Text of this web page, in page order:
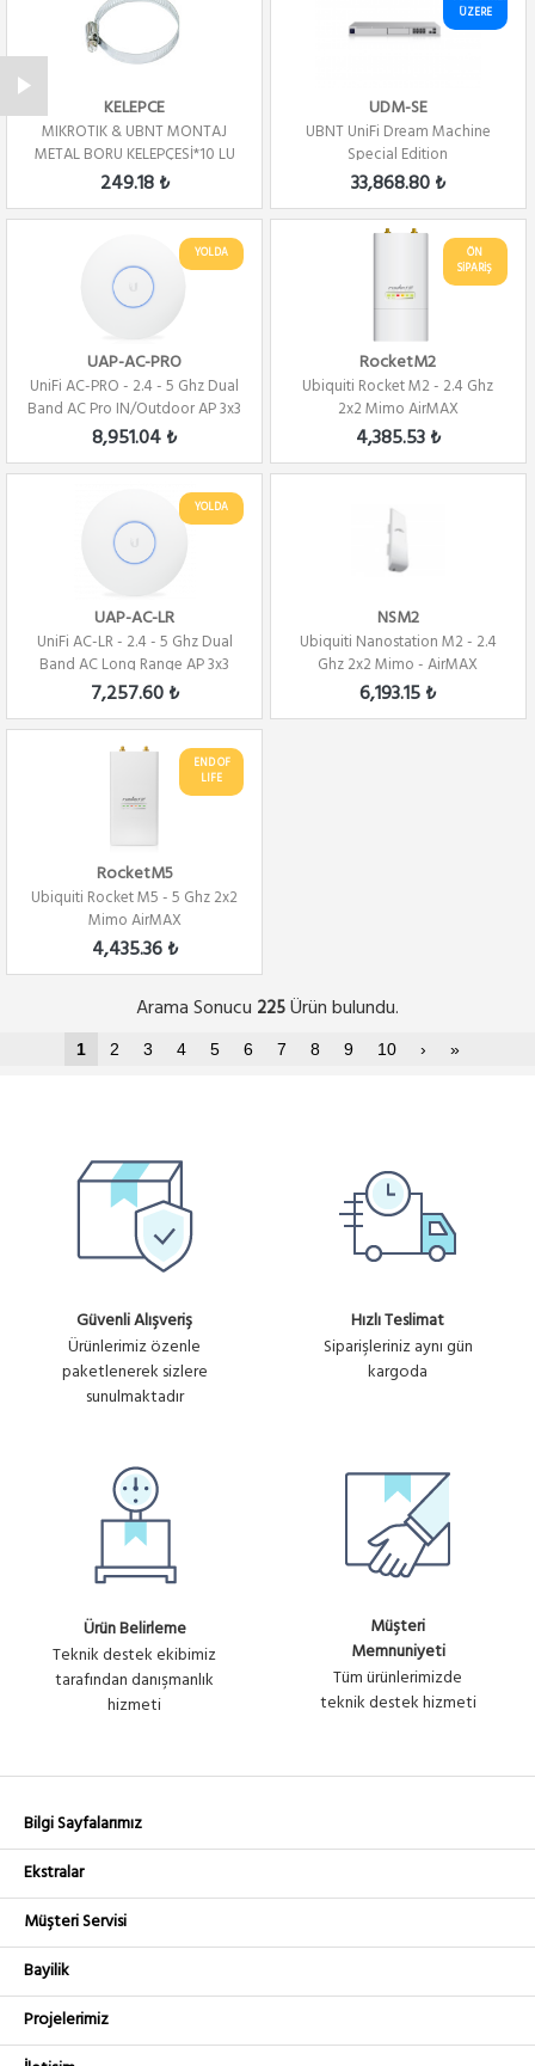
KELEPCE
MIKROTIK & UBNT MONTAJ
METAL BORU KELEPÇESİ*10 LU
PAKET
249.18 ₺
ÜZERE
UDM-SE
UBNT UniFi Dream Machine
Special Edition
33,868.80 ₺
YOLDA
UAP-AC-PRO
UniFi AC-PRO - 2.4 - 5 Ghz Dual
Band AC Pro IN/Outdoor AP 3x3
MiMo
8,951.04 ₺
ÖN
SİPARİŞ
RocketM2
Ubiquiti Rocket M2 - 2.4 Ghz
2x2 Mimo AirMAX
4,385.53 ₺
YOLDA
UAP-AC-LR
UniFi AC-LR - 2.4 - 5 Ghz Dual
Band AC Long Range AP 3x3
MiMo
7,257.60 ₺
NSM2
Ubiquiti Nanostation M2 - 2.4
Ghz 2x2 Mimo - AirMAX
6,193.15 ₺
END OF
LIFE
RocketM5
Ubiquiti Rocket M5 - 5 Ghz 2x2
Mimo AirMAX
4,435.36 ₺
Arama Sonucu 225Ürün bulundu.
1 2 3 4 5 6 7 8 9 10 › »
Güvenli Alışveriş
Ürünlerimiz özenle
paketlenerek sizlere
sunulmaktadır
Hızlı Teslimat
Siparişleriniz aynı gün
kargoda
Ürün Belirleme
Teknik destek ekibimiz
tarafından danışmanlık
hizmeti
Müşteri
Memnuniyeti
Tüm ürünlerimizde
teknik destek hizmeti
Bilgi Sayfalarımız
Ekstralar
Müşteri Servisi
Bayilik
Projelerimiz